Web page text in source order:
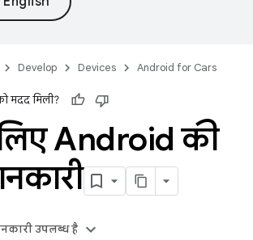
Develop Devices Android for Cars
मदद मिली?
Android की
उपलब्ध है